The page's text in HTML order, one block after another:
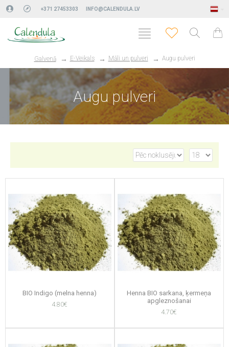
+371 27453303 INFO@CALENDULA.LV
Galvenā E-Veikals Māli un pulveri Augu pulveri
Augu pulveri
BIO Indigo (melna henna)
4.80€
Henna BIO sarkana, ķermeņa
apgleznošanai
4.70€